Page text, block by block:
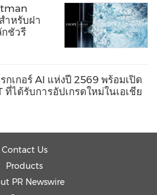
ำหรับฝา
ชัวรี
เกอร์ AI แห่งปี 2569 พร้อมเปิด
ได้รับการอัปเกรดใหม่ในเอเชีย
Contact Us
Products
PR Newswire